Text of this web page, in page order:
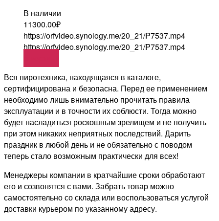
В наличии
11300.00₽
https://orfvideo.synology.me/20_21/P7537.mp4
https://orfvideo.synology.me/20_21/P7537.mp4
Вся пиротехника, находящаяся в каталоге,
сертифицирована и безопасна. Перед ее применением
необходимо лишь внимательно прочитать правила
эксплуатации и в точности их соблюсти. Тогда можно
будет насладиться роскошным зрелищем и не получить
при этом никаких неприятных последствий. Дарить
праздник в любой день и не обязательно с поводом
теперь стало возможным практически для всех!
Менеджеры компании в кратчайшие сроки обработают
его и созвонятся с вами. Забрать товар можно
самостоятельно со склада или воспользоваться услугой
доставки курьером по указанному адресу.